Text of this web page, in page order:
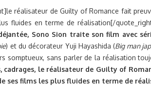
réalisateur de Guilty of Romance fait
fluides en terme de réalisation[/
Sono Sion traite son film avec
) et du décorateur Yuji Hayashida (Big man
somptueux, sans parler de la réalisation
cadrages, le réalisateur de Guilty of
ses films les plus fluides en terme de